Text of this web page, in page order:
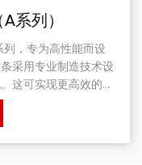
系列）
用专业制造技术设
可实现更高效的动
有高度可靠性。 A
稳一致地运行。这